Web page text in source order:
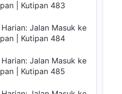
| Kutipan 483
Jalan Masuk ke
| Kutipan 484
Jalan Masuk ke
| Kutipan 485